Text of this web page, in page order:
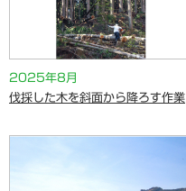
2025年8月
伐採した木を斜面から降ろす作業